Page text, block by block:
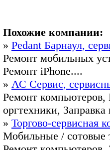
Похожие компании:
» Pedant Барнаул,
Ремонт мобильных
Ремонт iPhone....
» АС Сервис,
Ремонт
оргтехники,
» Торгово-
Мобильные / сотовые